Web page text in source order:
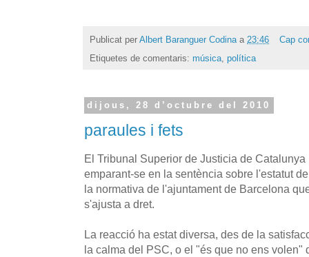
Publicat per Albert Baranguer Codina a 23:46
Cap
Etiquetes de comentaris: música política
dijous, 28 d’octubre del 2010
paraules i fets
El Tribunal Superior de Justicia de
emparant-se en la sentència sobre l'estatut
la normativa de l'ajuntament de Barcelona
s'ajusta a dret.
La reacció ha estat diversa, des de la
la calma del PSC, o el "és que no ens volen"